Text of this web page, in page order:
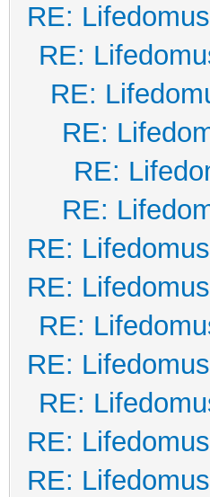
RE: Lifedomus
RE:
RE:
RE:
RE:
RE:
RE: Lifedomus
RE: Lifedomus
RE:
RE: Lifedomus
RE:
RE: Lifedomus
RE: Lifedomus